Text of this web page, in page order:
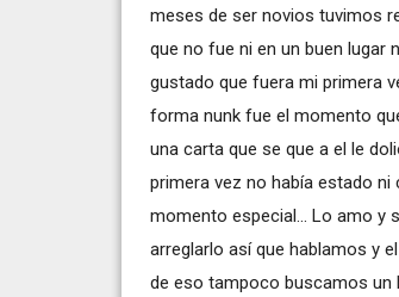
meses de ser novios tuvimos
que no fue ni en un buen lugar
gustado que fuera mi primera
forma nunk fue el momento
una carta que se que a el le
primera vez no había estado ni
momento especial... Lo amo y
arreglarlo así que hablamos y
de eso tampoco buscamos un